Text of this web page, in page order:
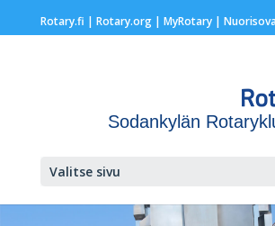
Rotary.fi | Rotary.org| MyRotary |
Sodankylän
Valitse sivu